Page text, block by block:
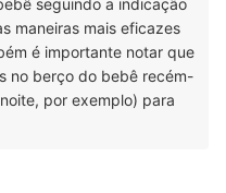
seguindo a indicação
maneiras mais eficazes
é importante notar que
no berço do bebê recém-
por exemplo) para